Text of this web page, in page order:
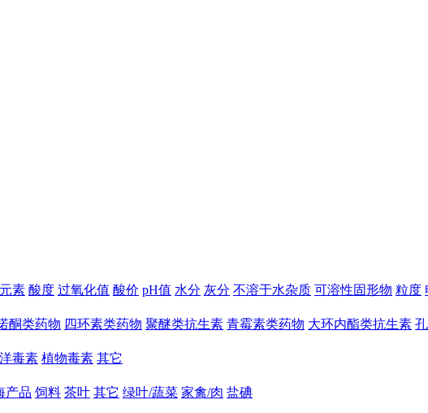
素 酸度 过氧化值 酸价 pH值 水分 灰分 不溶于水杂质 可溶性固形物 粒度
酮类药物 四环素类药物 聚醚类抗生素 青霉素类药物 大环内酯类抗生素
毒素 植物毒素 其它
产品 饲料 茶叶 其它 绿叶/蔬菜 家禽/肉 盐碘